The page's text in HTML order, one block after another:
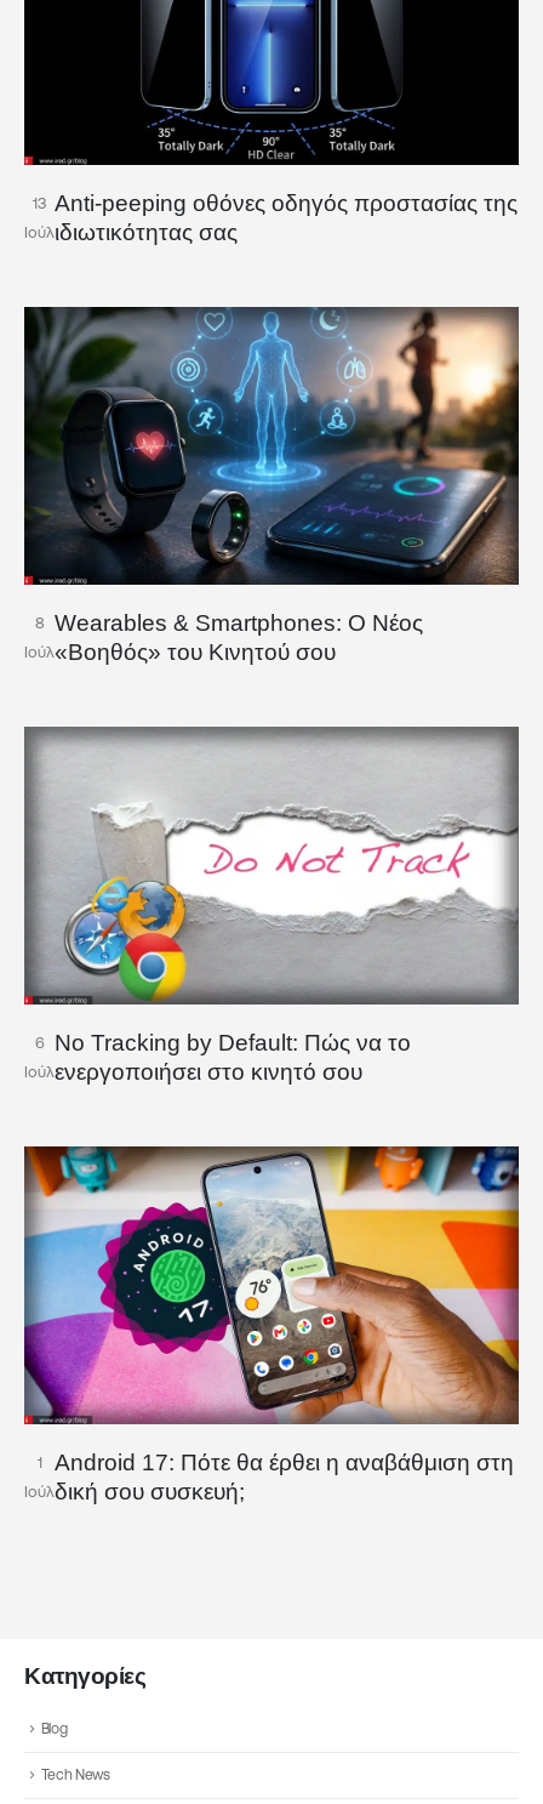
13
Ιούλ
Anti-peeping οθόνες οδηγός προστασίας της
ιδιωτικότητας σας
8
Ιούλ
Wearables & Smartphones: Ο Νέος
«Βοηθός» του Κινητού σου
6
Ιούλ
No Tracking by Default: Πώς να το
ενεργοποιήσει στο κινητό σου
1
Ιούλ
Android 17: Πότε θα έρθει η αναβάθμιση στη
δική σου συσκευή;
Κατηγορίες
Blog
Tech News